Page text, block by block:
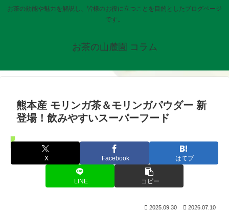
お茶の効能や魅力を解説し、皆様のお役に立つことを目的としたブログページ
です。
お茶の山麓園 コラム
熊本産 モリンガ茶＆モリンガパウダー 新
登場！飲みやすいスーパーフード
お知らせ
X Facebook はてブ
LINE コピー
2025.09.30 2026.07.10